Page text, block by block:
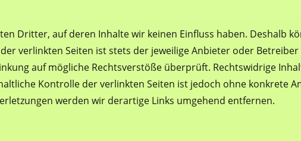
Dritter, auf deren Inhalte wir keinen Einfluss haben. Deshalb
verlinkten Seiten ist stets der jeweilige Anbieter oder
auf mögliche Rechtsverstöße überprüft. Rechtswidrige
Kontrolle der verlinkten Seiten ist jedoch ohne konkrete
werden wir derartige Links umgehend entfernen.